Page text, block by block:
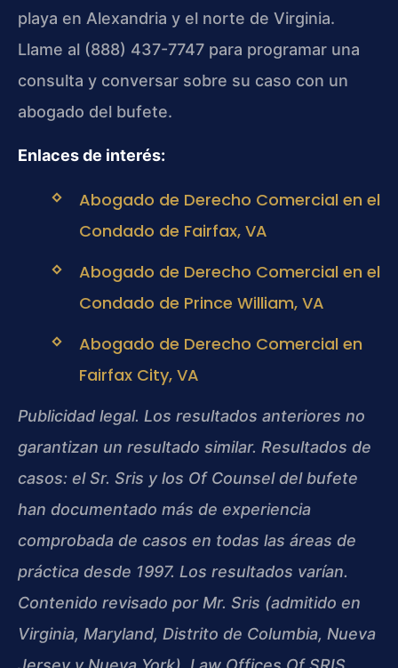
playa en Alexandria y el norte de Virginia.
Llame al (888) 437-7747 para programar una
consulta y conversar sobre su caso con un
abogado del bufete.
Enlaces de interés:
Abogado de Derecho Comercial en el
Condado de Fairfax, VA
Abogado de Derecho Comercial en el
Condado de Prince William, VA
Abogado de Derecho Comercial en
Fairfax City, VA
Publicidad legal. Los resultados anteriores no
garantizan un resultado similar. Resultados de
casos: el Sr. Sris y los Of Counsel del bufete
han documentado más de experiencia
comprobada de casos en todas las áreas de
práctica desde 1997. Los resultados varían.
Contenido revisado por Mr. Sris (admitido en
Virginia, Maryland, Distrito de Columbia, Nueva